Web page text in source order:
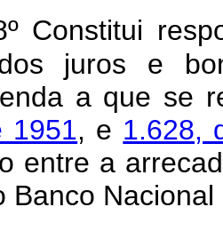
Constitui
juros e
a que se
1951, e 1.628,
entre a
Banco